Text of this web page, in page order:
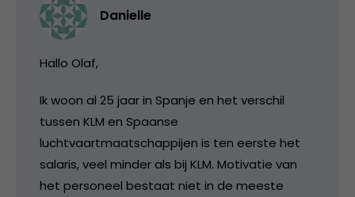
Danielle
Hallo Olaf,
Ik woon al 25 jaar in Spanje en het verschil
tussen KLM en Spaanse
luchtvaartmaatschappijen is ten eerste het
salaris, veel minder als bij KLM. Motivatie van
het personeel bestaat niet in de meeste